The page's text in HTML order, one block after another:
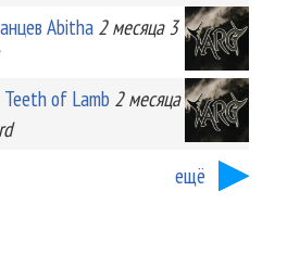
Abitha 2 месяца 3
of Lamb 2 месяца
ещё